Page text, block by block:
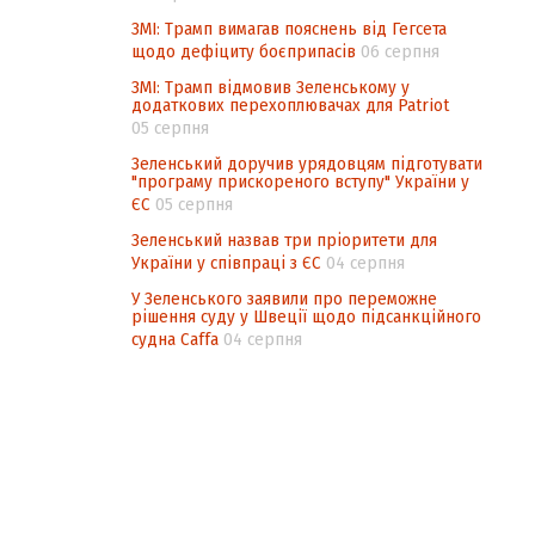
ЗМІ: Трамп вимагав пояснень від Гегсета
щодо дефіциту боєприпасів 06 серпня
ЗМІ: Трамп відмовив Зеленському у
додаткових перехоплювачах для Patriot
05 серпня
Зеленський доручив урядовцям підготувати
"програму прискореного вступу" України у
ЄС 05 серпня
Зеленський назвав три пріоритети для
України у співпраці з ЄС 04 серпня
У Зеленського заявили про переможне
рішення суду у Швеції щодо підсанкційного
судна Caffa 04 серпня